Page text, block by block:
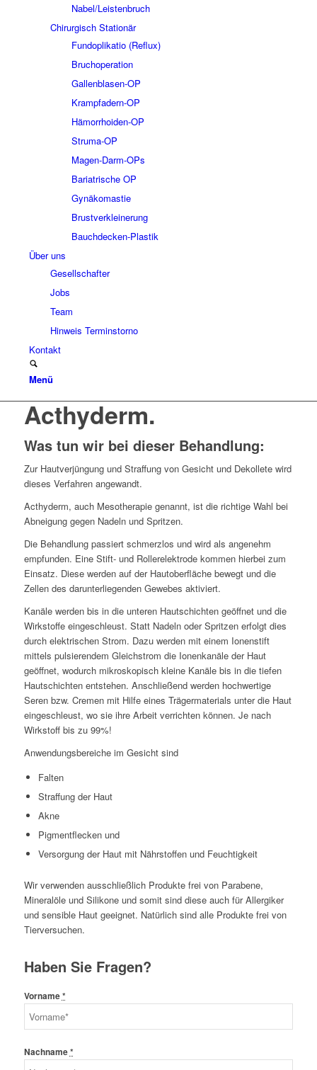
Nabel/Leistenbruch
Chirurgisch Stationär
Fundoplikatio (Reflux)
Bruchoperation
Gallenblasen-OP
Krampfadern-OP
Hämorrhoiden-OP
Struma-OP
Magen-Darm-OPs
Bariatrische OP
Gynäkomastie
Brustverkleinerung
Bauchdecken-Plastik
Über uns
Gesellschafter
Jobs
Team
Hinweis Terminstorno
Kontakt
Menü
Acthyderm.
Was tun wir bei dieser Behandlung:
Zur Hautverjüngung und Straffung von Gesicht und Dekollete wird
dieses Verfahren angewandt.
Acthyderm, auch Mesotherapie genannt, ist die richtige Wahl bei
Abneigung gegen Nadeln und Spritzen.
Die Behandlung passiert schmerzlos und wird als angenehm
empfunden. Eine Stift- und Rollerelektrode kommen hierbei zum
Einsatz. Diese werden auf der Hautoberfläche bewegt und die
Zellen des darunterliegenden Gewebes aktiviert.
Kanäle werden bis in die unteren Hautschichten geöffnet und die
Wirkstoffe eingeschleust. Statt Nadeln oder Spritzen erfolgt dies
durch elektrischen Strom. Dazu werden mit einem Ionenstift
mittels pulsierendem Gleichstrom die Ionenkanäle der Haut
geöffnet, wodurch mikroskopisch kleine Kanäle bis in die tiefen
Hautschichten entstehen. Anschließend werden hochwertige
Seren bzw. Cremen mit Hilfe eines Trägermaterials unter die Haut
eingeschleust, wo sie ihre Arbeit verrichten können. Je nach
Wirkstoff bis zu 99%!
Anwendungsbereiche im Gesicht sind
Falten
Straffung der Haut
Akne
Pigmentflecken und
Versorgung der Haut mit Nährstoffen und Feuchtigkeit
Wir verwenden ausschließlich Produkte frei von Parabene,
Mineralöle und Silikone und somit sind diese auch für Allergiker
und sensible Haut geeignet. Natürlich sind alle Produkte frei von
Tierversuchen.
Haben Sie Fragen?
Vorname*
Nachname*